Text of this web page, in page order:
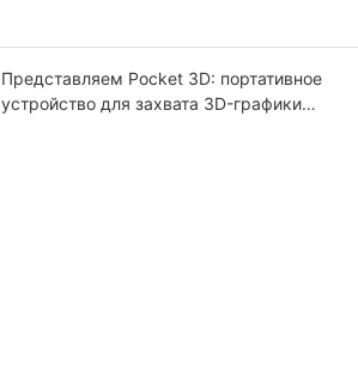
Представляем Pocket 3D: портативное
устройство для захвата 3D-графики